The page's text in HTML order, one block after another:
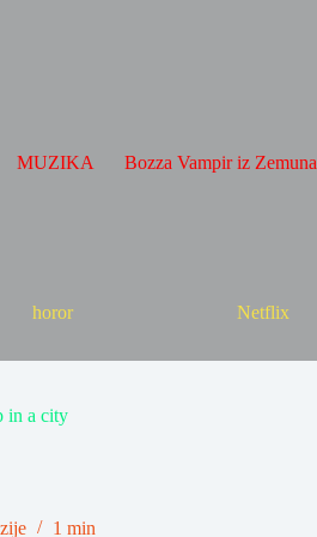
MUZIKA Bozza Vampir iz Zemuna
horor Netflix
in a city
1 min